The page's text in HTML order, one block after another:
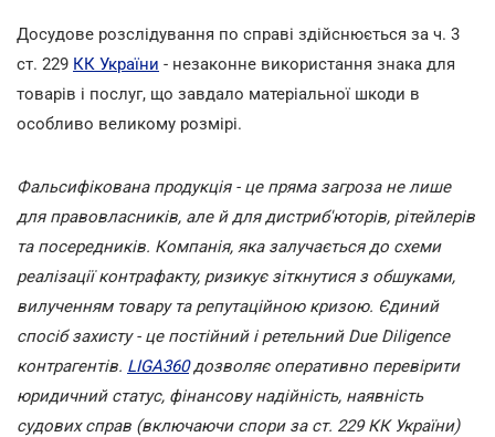
Досудове розслідування по справі здійснюється за ч. 3
ст. 229 КК України - незаконне використання знака для
товарів і послуг, що завдало матеріальної шкоди в
особливо великому розмірі.
Фальсифікована продукція - це пряма загроза не лише
для правовласників, але й для дистриб'юторів, рітейлерів
та посередників. Компанія, яка залучається до схеми
реалізації контрафакту, ризикує зіткнутися з обшуками,
вилученням товару та репутаційною кризою. Єдиний
спосіб захисту - це постійний і ретельний Due Diligence
контрагентів. LIGA360дозволяє оперативно перевірити
юридичний статус, фінансову надійність, наявність
судових справ (включаючи спори за ст. 229 КК України)